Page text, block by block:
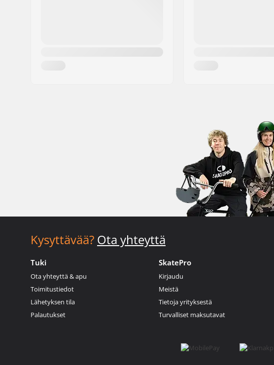
Kysyttävää? Ota yhteyttä
Tuki
Ota yhteyttä & apu
Toimitustiedot
Lähetyksen tila
Palautukset
SkatePro
Kirjaudu
Meistä
Tietoja yrityksestä
Turvalliset maksutavat